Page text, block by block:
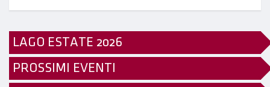
LAGO ESTATE 2026
PROSSIMI EVENTI